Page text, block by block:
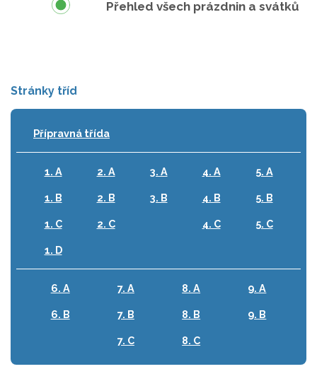
Přehled všech prázdnin a svátků
Stránky tříd
Přípravná třída
1. A
1. B
1. C
1. D
2. A
2. B
2. C
3. A
3. B
4. A
4. B
4. C
5. A
5. B
5. C
6. A
6. B
7. A
7. B
7. C
8. A
8. B
8. C
9. A
9. B